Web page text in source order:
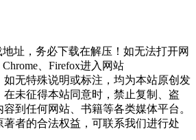
址，务必下载在解压！如无法打开网
、Firefox进入网站
无特殊说明或标注，均为本站原创发
未征得本站同意时，禁止复制、盗
到任何网站、书籍等各类媒体平台。
者的合法权益，可联系我们进行处